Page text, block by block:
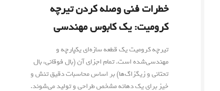
خطرات فنی وصله کردن تیرچه
کرومیت: یک کابوس مهندسی
تیرچه کرومیت یک قطعه سازه‌ای یکپارچه و
مهندسی‌شده است. تمام اجزای آن (بال فوقانی، بال
تحتانی و زیگزاگ‌ها) بر اساس محاسبات دقیق تنش و
خیز برای یک دهانه مشخص طراحی و تولید می‌شوند.